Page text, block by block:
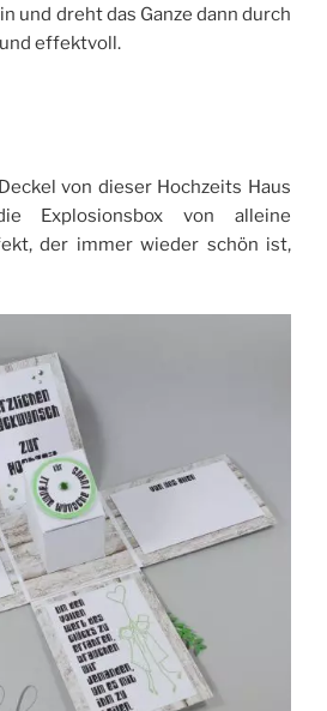
und dreht das Ganze dann durch
effektvoll.
von dieser Hochzeits Haus
Explosionsbox von alleine
der immer wieder schön ist,